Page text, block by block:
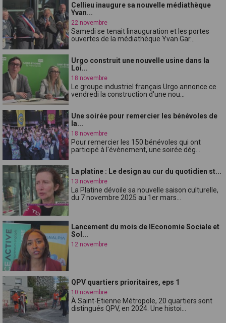
Cellieu inaugure sa nouvelle médiathèque
Yvan...
22 novembre
Samedi se tenait linauguration et les portes
ouvertes de la médiathèque Yvan Gar...
Urgo construit une nouvelle usine dans la
Loi...
18 novembre
Le groupe industriel français Urgo annonce ce
vendredi la construction d'une nou...
Une soirée pour remercier les bénévoles de
la...
18 novembre
Pour remercier les 150 bénévoles qui ont
participé à l'évènement, une soirée dég...
La platine : Le design au cur du quotidien st...
13 novembre
La Platine dévoile sa nouvelle saison culturelle,
du 7 novembre 2025 au 1er mars...
Lancement du mois de lEconomie Sociale et
Sol...
12 novembre
QPV quartiers prioritaires, eps 1
10 novembre
À Saint-Etienne Métropole, 20 quartiers sont
distingués QPV, en 2024. Une histoi...